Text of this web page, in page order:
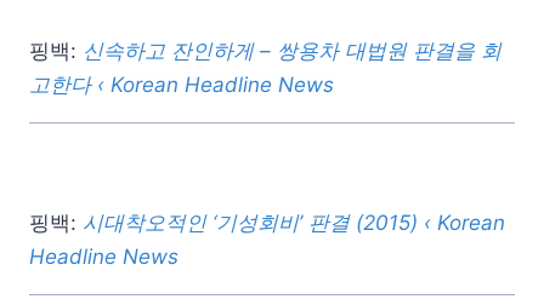
핑백: 신속하고 잔인하게 – 쌍용차 대법원 판결을 회
고한다 ‹ Korean Headline News
핑백: 시대착오적인 ‘기성회비’ 판결 (2015) ‹ Korean
Headline News